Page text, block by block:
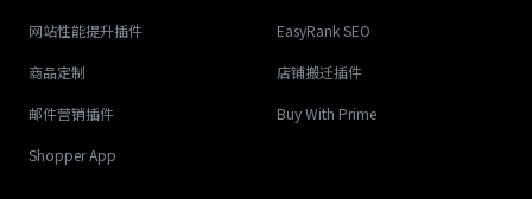
网站性能提升插件 EasyRank SEO
商品定制 店铺搬迁插件
邮件营销插件 Buy With Prime
Shopper App